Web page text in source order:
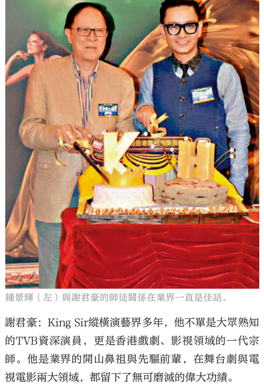
鍾景輝（左）與謝君豪的師徒關係在業界一直是佳話。
謝君豪：King Sir縱橫演藝界多年，他不單是大眾熟知
的TVB資深演員，更是香港戲劇、影視領域的一代宗
師。他是業界的開山鼻祖與先驅前輩，在舞台劇與電
視電影兩大領域，都留下了無可磨滅的偉大功績。